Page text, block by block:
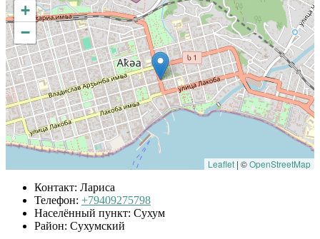
+
−
Leaflet | ©OpenStreetMap
Контакт: Лариса
Телефон: +79409275798
Населённый пункт: Сухум
Район: Сухумский